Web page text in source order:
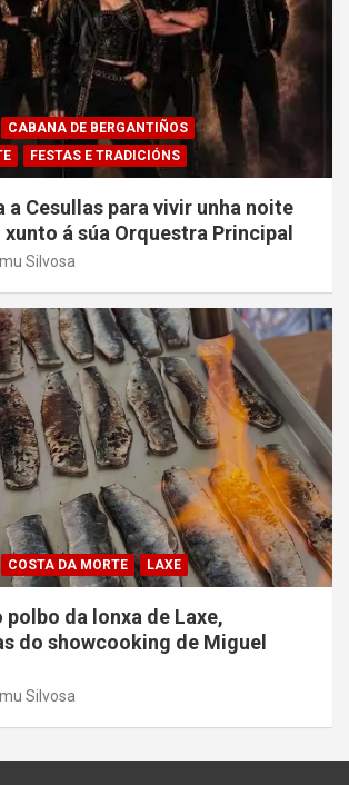
CABANA DE BERGANTIÑOS
FESTAS E TRADICIÓNS
a Cesullas para vivir unha noite
á súa Orquestra Principal
Silvosa
COSTA DA MORTE LAXE
polbo da lonxa de Laxe,
do showcooking de Miguel
Silvosa